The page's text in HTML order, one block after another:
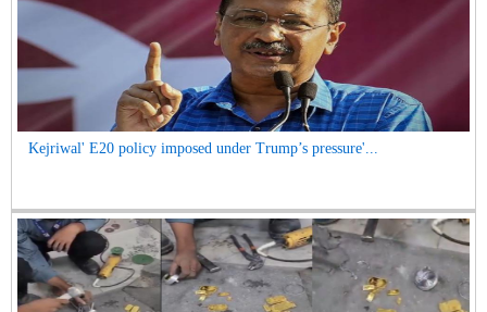
Kejriwal' E20 policy imposed under Trump’s pressure'...